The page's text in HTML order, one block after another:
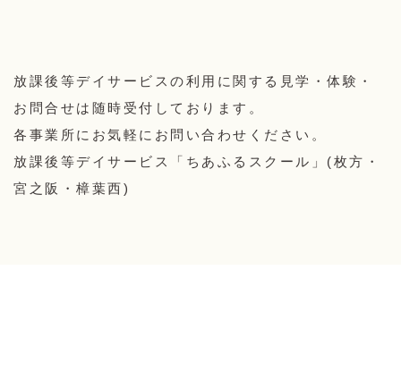
放課後等デイサービスの利用に関する見学・体験・
お問合せは随時受付しております。
各事業所にお気軽にお問い合わせください。
放課後等デイサービス「ちあふるスクール」(枚方・
宮之阪・樟葉西)